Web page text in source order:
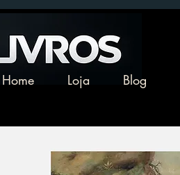
Home Loja Blog